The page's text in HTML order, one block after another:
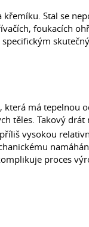
Stal se
foukacích
která má tepelnou
těles. Takový
vysokou
proces